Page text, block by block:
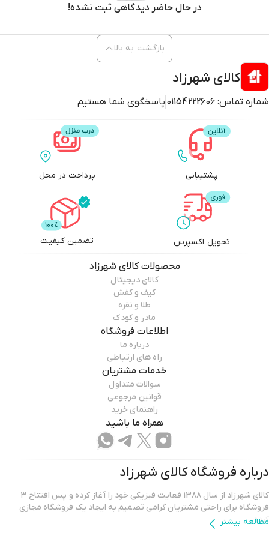
در حال حاضر دیدگاهی ثبت نشده!
کالای شهرزاد
شماره تماس: 01154222606 پاسخگوی شما هستیم
بازگشت به بالا
پشتیبانی پرداخت در محل
تحویل اکسپرس تضمین کیفیت
محصولاتکالای شهرزاد
کالای دیجیتال
کیف و کفش
طلا و نقره
مادر و کودک
اطلاعات فروشگاه
درباره ما
راه های ارتباطی
خدمات مشتریان
سوالات متداول
قوانین مرجوعی
راهنمای خرید
همراه ما باشید
درباره فروشگاهکالای شهرزاد
کالای شهرزاد از سال 13۸۸ فعایت فیزیکی خود را آغاز کرده و پس افتتاح ۳
فروشگاه برای راحتی مشتریان گرامی تصمیم به ایجاد یک فروشگاه مجازی
کرده.
مطالعه بیشتر